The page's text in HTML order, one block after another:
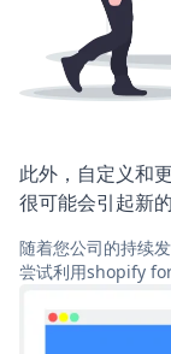
此外，自定义和
很可能会引起新
随着您公司的持续
尝试利用shopify